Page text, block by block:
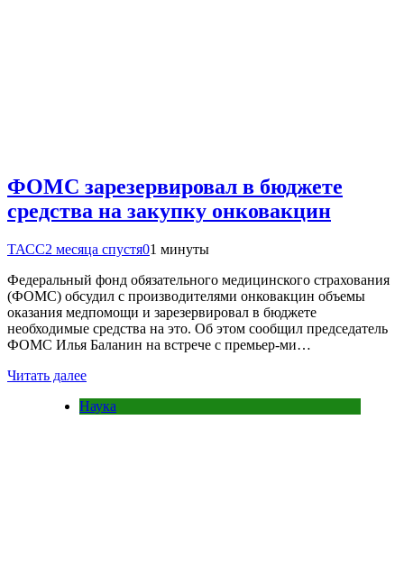
ФОМС зарезервировал в бюджете
средства на закупку онковакцин
ТАСС2 месяца спустя01 минуты
Федеральный фонд обязательного медицинского страхования
(ФОМС) обсудил с производителями онковакцин объемы
оказания медпомощи и зарезервировал в бюджете
необходимые средства на это. Об этом сообщил председатель
ФОМС Илья Баланин на встрече с премьер-ми…
Читать далее
Наука